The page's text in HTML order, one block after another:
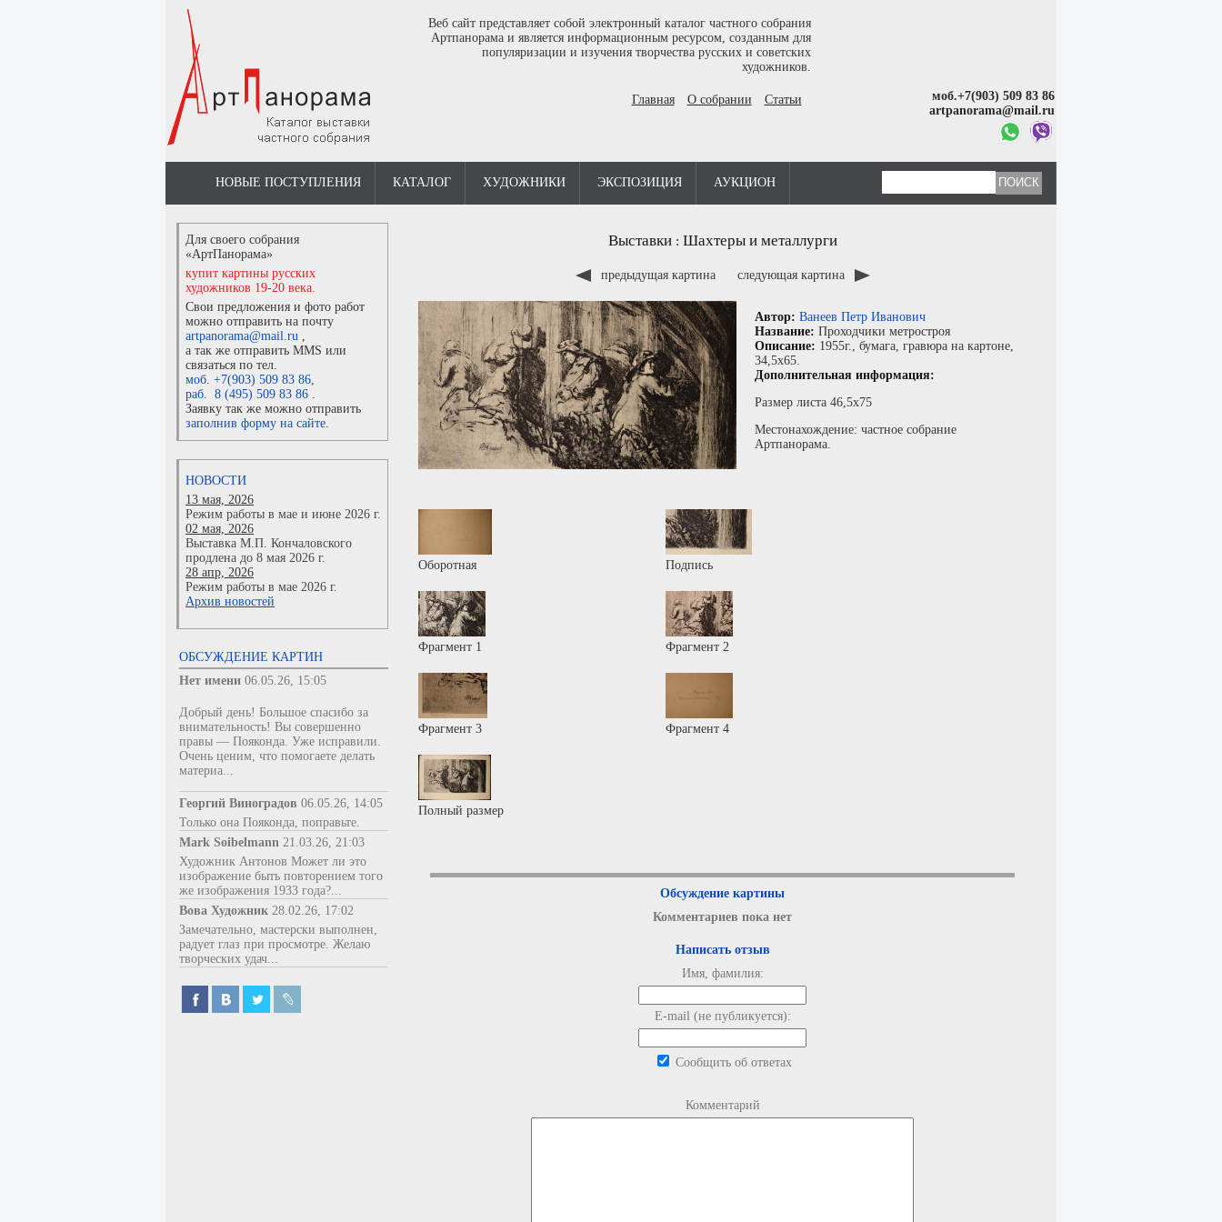
Веб сайт представляет собой электронный каталог частного собрания
Артпанорама и является информационным ресурсом, созданным для
популяризации и изучения творчества русских и советских
художников.
Главная О собрании Статьи
моб.+7(903) 509 83 86
artpanorama@mail.ru
НОВЫЕ ПОСТУПЛЕНИЯ КАТАЛОГ ХУДОЖНИКИ ЭКСПОЗИЦИЯ АУКЦИОН
Для своего собрания
«АртПанорама»
купит картины русских
художников 19-20 века.
Свои предложения и фото работ
можно отправить на почту
artpanorama@mail.ru ,
а так же отправить MMS или
связаться по тел.
моб. +7(903) 509 83 86,
раб. 8 (495) 509 83 86 .
Заявку так же можно отправить
заполнив форму на сайте.
НОВОСТИ
13 мая, 2026
Режим работы в мае и июне 2026 г.
02 мая, 2026
Выставка М.П. Кончаловского
продлена до 8 мая 2026 г.
28 апр, 2026
Режим работы в мае 2026 г.
Архив новостей
ОБСУЖДЕНИЕ КАРТИН
Нет имени 06.05.26, 15:05
Добрый день! Большое спасибо за
внимательность! Вы совершенно
правы — Пояконда. Уже исправили.
Очень ценим, что помогаете делать
материа...
Георгий Виноградов 06.05.26, 14:05
Только она Пояконда, поправьте.
Mark Soibelmann 21.03.26, 21:03
Художник Антонов Может ли это
изображение быть повторением того
же изображения 1933 года?...
Вова Художник 28.02.26, 17:02
Замечательно, мастерски выполнен,
радует глаз при просмотре. Желаю
творческих удач...
Выставки: Шахтеры и металлурги
предыдущая картина следующая картина
Автор: Ванеев Петр Иванович
Название: Проходчики метростроя
Описание: 1955г., бумага, гравюра на картоне,
34,5x65.
Дополнительная информация:
Размер листа 46,5х75
Местонахождение: частное собрание
Артпанорама.
Оборотная Подпись
Фрагмент 1 Фрагмент 2
Фрагмент 3 Фрагмент 4
Полный размер
Обсуждение картины
Комментариев пока нет
Написать отзыв
Имя, фамилия:
E-mail (не публикуется):
Сообщить об ответах
Комментарий